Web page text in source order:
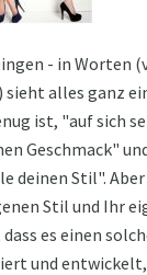
- in Worten
alles ganz
ist, "auf sich
Geschmack"
deinen Stil".
Stil und Ihr
es einen
und